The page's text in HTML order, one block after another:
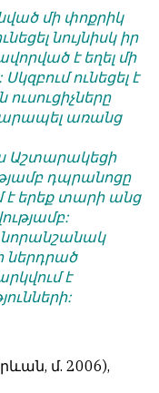
մի փոքրիկ
նույնիսկ իր
է եղել մի
ունեցել է
առանց
Աշտարակեցի
դպրանոցը
է երեք տարի անց
նորանշանակ
ներդրած
է
մ. 2006),